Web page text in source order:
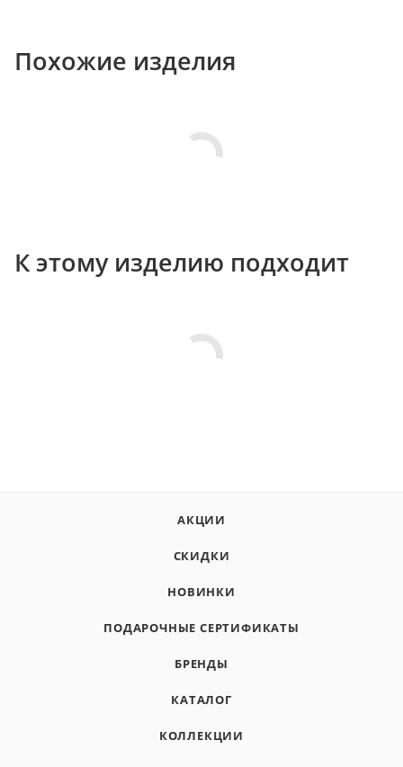
Похожие изделия
К этому изделию подходит
АКЦИИ
СКИДКИ
НОВИНКИ
ПОДАРОЧНЫЕ СЕРТИФИКАТЫ
БРЕНДЫ
КАТАЛОГ
КОЛЛЕКЦИИ